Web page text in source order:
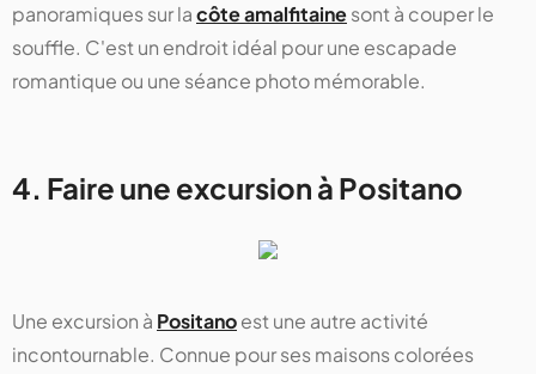
panoramiques sur lacôte amalfitainesont à couper le
souffle. C'est un endroit idéal pour une escapade
romantique ou une séance photo mémorable.
4. Faire une excursion à Positano
Une excursion à Positanoest une autre activité
incontournable. Connue pour ses maisons colorées